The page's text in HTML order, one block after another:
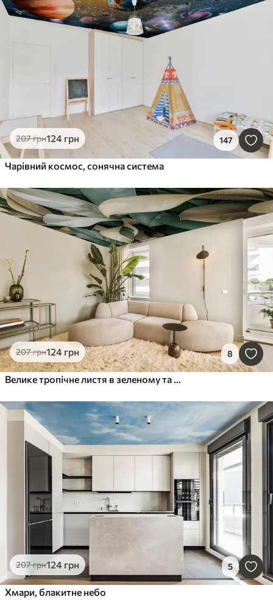
207грн124 грн 147
Чарівний космос, сонячна система
207грн124 грн 8
207грн124 грн 5
Хмари, блакитне небо